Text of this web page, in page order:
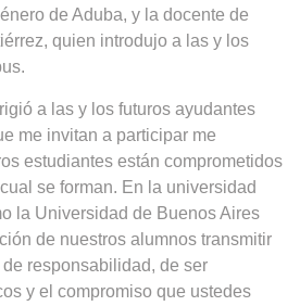
de Aduba, y la docente de
quien introdujo a las y los
a las y los futuros ayudantes
me invitan a participar me
estudiantes están comprometidos
se forman. En la universidad
la Universidad de Buenos Aires
de nuestros alumnos transmitir
responsabilidad, de ser
y el compromiso que ustedes